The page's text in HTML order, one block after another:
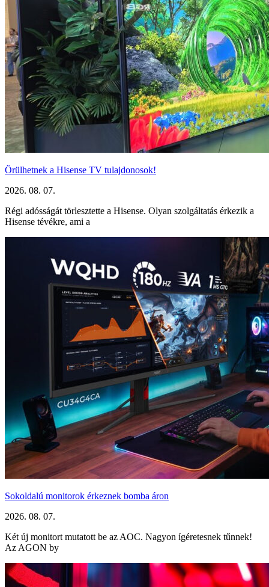
Örülhetnek a Hisense TV tulajdonosok!
2026. 08. 07.
Régi adósságát törlesztette a Hisense. Olyan szolgáltatás érkezik a
Hisense tévékre, ami a
Sokoldalú monitorok érkeznek bomba áron
2026. 08. 07.
Két új monitort mutatott be az AOC. Nagyon ígéretesnek tűnnek!
Az AGON by